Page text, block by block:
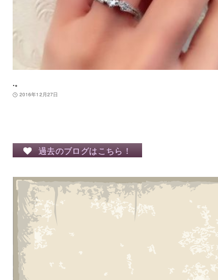
.。
2016年12月27日
過去のブログはこちら！